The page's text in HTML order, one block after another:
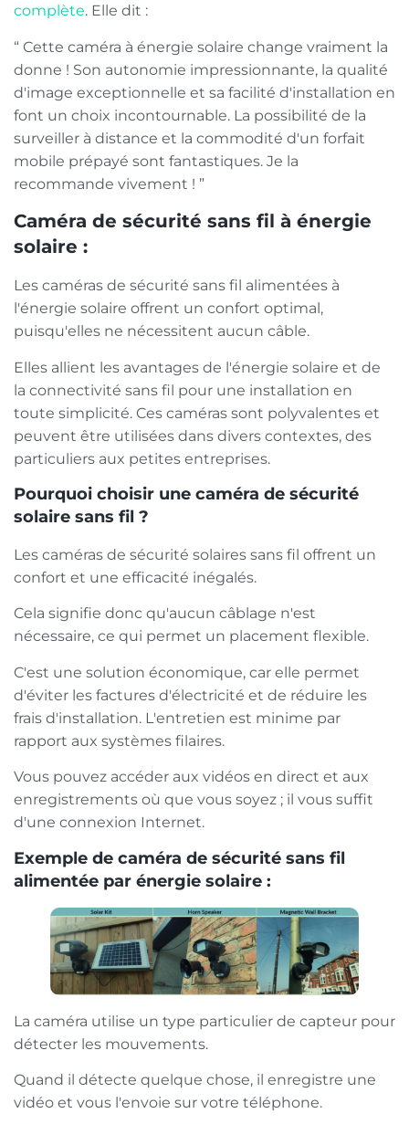
complète. Elle dit :
“ Cette caméra à énergie solaire change vraiment la
donne ! Son autonomie impressionnante, la qualité
d'image exceptionnelle et sa facilité d'installation en
font un choix incontournable. La possibilité de la
surveiller à distance et la commodité d'un forfait
mobile prépayé sont fantastiques. Je la
recommande vivement ! ”
Caméra de sécurité sans fil à énergie
solaire :
Les caméras de sécurité sans fil alimentées à
l'énergie solaire offrent un confort optimal,
puisqu'elles ne nécessitent aucun câble.
Elles allient les avantages de l'énergie solaire et de
la connectivité sans fil pour une installation en
toute simplicité. Ces caméras sont polyvalentes et
peuvent être utilisées dans divers contextes, des
particuliers aux petites entreprises.
Pourquoi choisir une caméra de sécurité
solaire sans fil ?
Les caméras de sécurité solaires sans fil offrent un
confort et une efficacité inégalés.
Cela signifie donc qu'aucun câblage n'est
nécessaire, ce qui permet un placement flexible.
C'est une solution économique, car elle permet
d'éviter les factures d'électricité et de réduire les
frais d'installation. L'entretien est minime par
rapport aux systèmes filaires.
Vous pouvez accéder aux vidéos en direct et aux
enregistrements où que vous soyez ; il vous suffit
d'une connexion Internet.
Exemple de caméra de sécurité sans fil
alimentée par énergie solaire :
La caméra utilise un type particulier de capteur pour
détecter les mouvements.
Quand il détecte quelque chose, il enregistre une
vidéo et vous l'envoie sur votre téléphone.